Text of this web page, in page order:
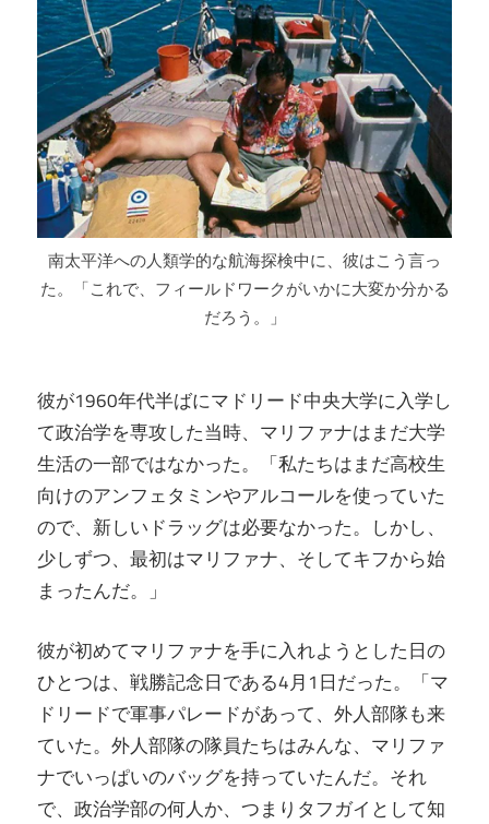
南太平洋への人類学的な航海探検中に、彼はこう言っ
た。「これで、フィールドワークがいかに大変か分かる
だろう。」
彼が1960年代半ばにマドリード中央大学に入学し
て政治学を専攻した当時、マリファナはまだ大学
生活の一部ではなかった。「私たちはまだ高校生
向けのアンフェタミンやアルコールを使っていた
ので、新しいドラッグは必要なかった。しかし、
少しずつ、最初はマリファナ、そしてキフから始
まったんだ。」
彼が初めてマリファナを手に入れようとした日の
ひとつは、戦勝記念日である4月1日だった。「マ
ドリードで軍事パレードがあって、外人部隊も来
ていた。外人部隊の隊員たちはみんな、マリファ
ナでいっぱいのバッグを持っていたんだ。それ
で、政治学部の何人か、つまりタフガイとして知